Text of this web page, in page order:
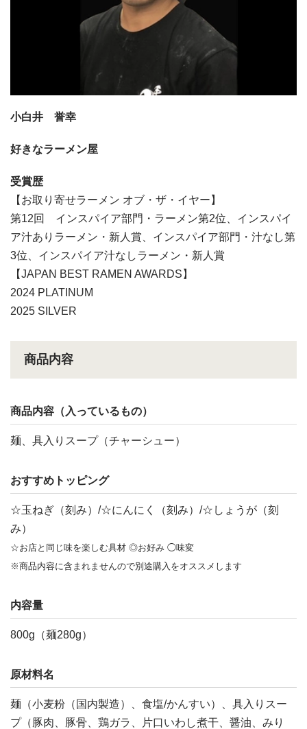
小白井 誉幸
好きなラーメン屋
受賞歴
【お取り寄せラーメン オブ・ザ・イヤー】
第12回 インスパイア部門・ラーメン第2位、インスパイ
ア汁ありラーメン・新人賞、インスパイア部門・汁なし第
3位、インスパイア汁なしラーメン・新人賞
【JAPAN BEST RAMEN AWARDS】
2024 PLATINUM
2025 SILVER
商品内容
商品内容（入っているもの）
麺、具入りスープ（チャーシュー）
おすすめトッピング
☆玉ねぎ（刻み）/☆にんにく（刻み）/☆しょうが（刻
み）
☆お店と同じ味を楽しむ具材 ◎お好み ◯味変
※商品内容に含まれませんので別途購入をオススメします
内容量
800g（麺280g）
原材料名
麺（小麦粉（国内製造）、食塩/かんすい）、具入りスー
プ（豚肉、豚骨、鶏ガラ、片口いわし煮干、醤油、みり